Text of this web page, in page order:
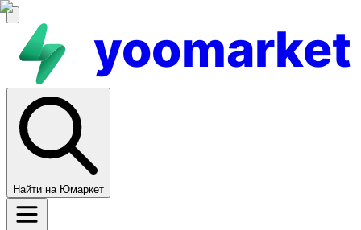
yoomarket
Найти на Юмаркет